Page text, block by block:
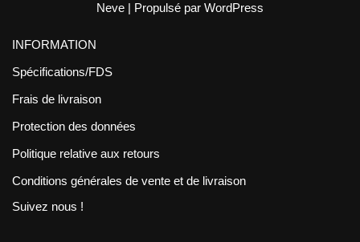
Neve | Propulsé par WordPress
INFORMATION
Spécifications/FDS
Frais de livraison
Protection des données
Politique relative aux retours
Conditions générales de vente et de livraison
Suivez nous !